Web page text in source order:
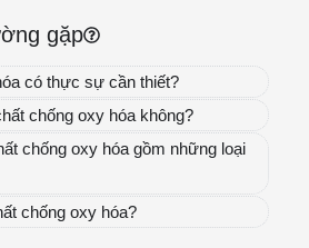
gặp
có thực sự cần thiết?
chống oxy hóa không?
chống oxy hóa gồm những loại
chống oxy hóa?